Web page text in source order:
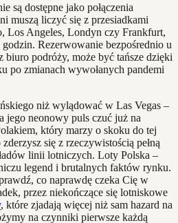
są dostępne jako połączenia
muszą liczyć się z przesiadkami
Los Angeles, Londyn czy Frankfurt,
Rezerwowanie bezpośrednio u
podróży, może być tańsze dzięki
po zmianach wywołanych pandemi
niż wylądować w Las Vegas –
jego neonowy puls czuć już na
który marzy o skoku do tej
się z rzeczywistością pełną
linii lotniczych. Loty Polska –
legend i brutalnych faktów rynku.
co naprawdę czeka Cię w
przez niekończące się lotniskowe
, które zjadają więcej niż sam hazard na
na czynniki pierwsze każdą